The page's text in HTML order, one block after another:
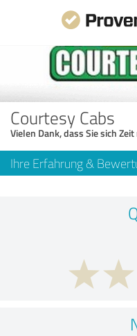
Courtesy Cabs
Vielen Dank, dass Sie sich
Ihre Erfahrung &